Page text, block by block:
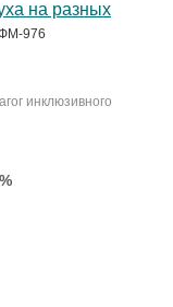
на разных
976
инклюзивного